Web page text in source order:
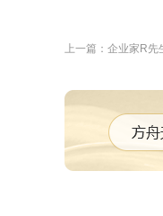
上一篇：企业家R